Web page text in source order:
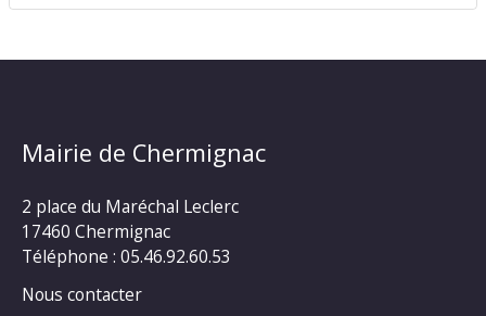
Mairie de Chermignac
2 place du Maréchal Leclerc
17460 Chermignac
Téléphone : 05.46.92.60.53
Nous contacter